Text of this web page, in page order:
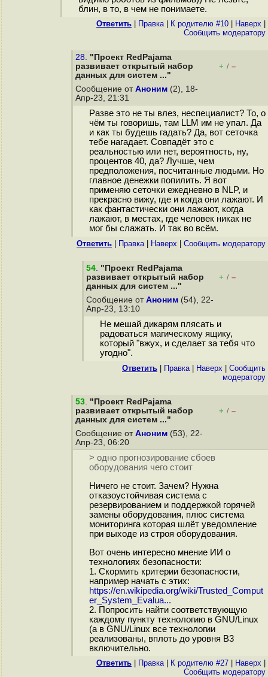
блин, в то, в чем не понимаете.
Ответить Правка| К родителю #10 Наверх
Cообщить модератору
28. "Проект RedPajama
развивает открытый набор
данных для систем ..."
+ / –
Сообщение от Аноним (2), 18-
Апр-23, 21:31
Разве это не ты влез, неспециалист? То, о
чём ты говоришь, там LLM им не упал. Да
и как ты будешь гадать? Да, вот сеточка
тебе нагадает. Совпадёт это с
реальностью или нет, вероятность, ну,
процентов 40, да? Лучше, чем
предположения, посчитанные людьми. Но
главное денежки попилить. Я вот
применяю сеточки ежедневно в NLP, и
прекрасно вижу, где и когда они лажают. И
как фантастически они лажают, когда
лажают, в местах, где человек никак не
мог бы слажать. И так во всём.
Ответить Правка| Наверх Cообщить модератору
54. "Проект RedPajama
развивает открытый набор
данных для систем ..."
+ / –
Сообщение от Аноним (54), 22-
Апр-23, 13:10
Не мешай дикарям плясать и
радоваться магическому ящику,
который "вжух, и сделает за тебя что
угодно".
Ответить Правка| Наверх
Cообщить
модератору
53. "Проект RedPajama
развивает открытый набор
данных для систем ..."
+ / –
Сообщение от Аноним (53), 22-
Апр-23, 06:20
> одно прогнозирование сбоев
оборудования чего стоит
Ничего не стоит. Зачем? Нужна
отказоустойчивая система с
резервированием и поддержкой горячей
замены оборудования, плюс система
мониторинга которая шлёт уведомление
при выходе из строя оборудования.
Вот очень интересно мнение ИИ о
технологиях безопасности:
1. Скормить критерии безопасности,
например начать с этих:
https://en.wikipedia.org/wiki/Trusted_Comput
er_System_Evalua...
2. Попросить найти соответствующую
каждому пункту технологию в GNU/Linux
(а в GNU/Linux все технологии
реализованы, вплоть до уровня B3
включительно.
Ответить Правка| К родителю #27 Наверх
Cообщить модератору